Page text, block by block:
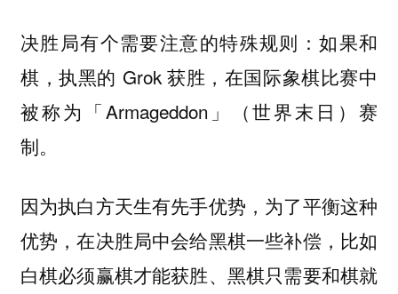
决胜局有个需要注意的特殊规则：如果和
棋，执黑的 Grok 获胜，在国际象棋比赛中
被称为「Armageddon」（世界末日）赛
制。
因为执白方天生有先手优势，为了平衡这种
优势，在决胜局中会给黑棋一些补偿，比如
白棋必须赢棋才能获胜、黑棋只需要和棋就